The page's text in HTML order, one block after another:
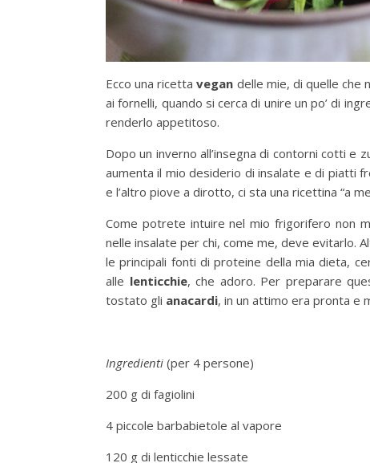
Ecco una ricettavegan delle mie, di quelle che
ai fornelli, quando si cerca di unire un po’ di
renderlo appetitoso.
Dopo un inverno all’insegna di contorni cotti
aumenta il mio desiderio di insalate e di piatti
e l’altro piove a dirotto, ci sta una ricettina “a
Come potrete intuire nel mio frigorifero non
nelle insalate per chi, come me, deve evitarlo.
le principali fonti di proteine della mia dieta,
alle lenticchie, che adoro. Per preparare
tostato gli anacardi, in un attimo era pronta e
Ingredienti (per 4 persone)
200 g di fagiolini
4 piccole barbabietole al vapore
120 g di lenticchie lessate